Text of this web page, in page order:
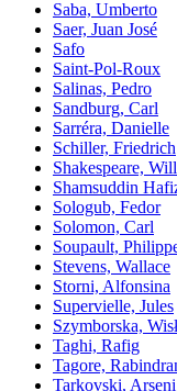
Saba, Umberto
Saer, Juan José
Safo
Saint-Pol-Roux
Salinas, Pedro
Sandburg, Carl
Sarréra, Danielle
Schiller, Friedrich
Shakespeare,
Shamsuddin
Sologub, Fedor
Solomon, Carl
Soupault,
Stevens, Wallace
Storni, Alfonsina
Supervielle, Jules
Szymborska,
Taghi, Rafig
Tagore,
Tarkovski, Arseni